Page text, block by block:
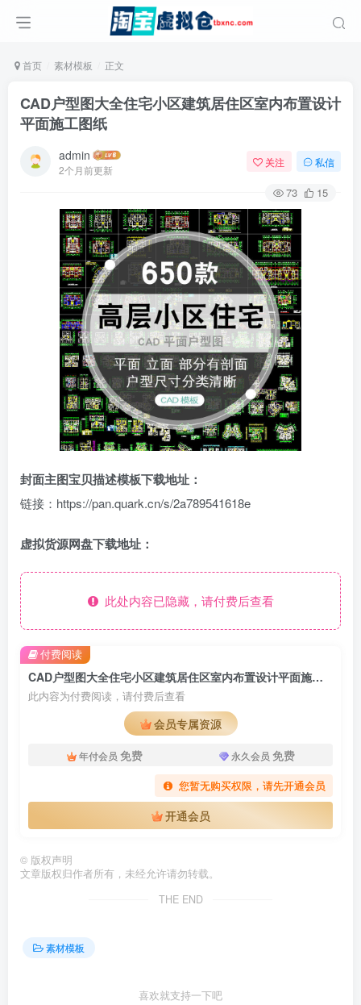
首页 素材模板 正文
CAD户型图大全住宅小区建筑居住区室内布置设计
平面施工图纸
admin
2个月前更新
关注 私信
73 15
封面主图宝贝描述模板下载地址：
链接：https://pan.quark.cn/s/2a789541618e
虚拟货源网盘下载地址：
此处内容已隐藏，请付费后查看
CAD户型图大全住宅小区建筑居住区室内布置设计平面施工图纸
此内容为付费阅读，请付费后查看
会员专属资源
年付会员 免费 永久会员 免费
您暂无购买权限，请先开通会员
开通会员
付费阅读
© 版权声明
文章版权归作者所有，未经允许请勿转载。
THE END
素材模板
喜欢就支持一下吧